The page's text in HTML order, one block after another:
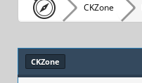
CKZone
CKZone